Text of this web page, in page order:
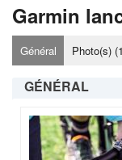
Garmin
Général Photo(s) (1
GÉNÉRAL